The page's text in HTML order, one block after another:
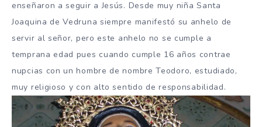
enseñaron a seguir a Jesús. Desde muy niña Santa
Joaquina de Vedruna siempre manifestó su anhelo de
servir al señor, pero este anhelo no se cumple a
temprana edad pues cuando cumple 16 años contrae
nupcias con un hombre de nombre Teodoro, estudiado,
muy religioso y con alto sentido de responsabilidad.